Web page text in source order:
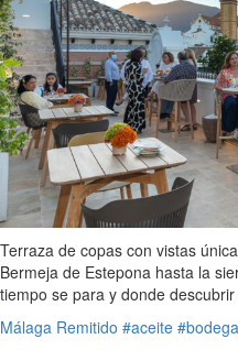
Terraza de copas con vistas
Bermeja de Estepona hasta la
tiempo se para y donde
Málaga Remitido #aceite #bodega